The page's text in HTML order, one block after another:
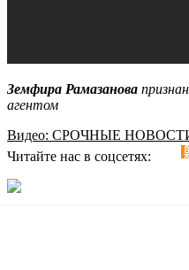
Земфира Рамазанова
агентом
Видео: СРОЧНЫЕ
Читайте нас в соцсетях: